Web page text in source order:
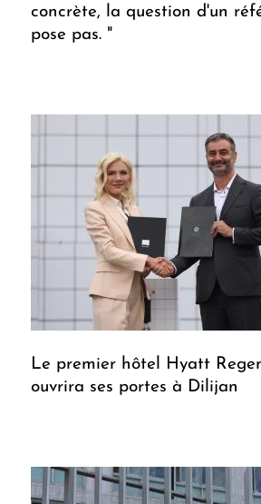
concrète, la question d'un
pose pas. "
Le premier hôtel Hyatt
ouvrira ses portes à Dilijan